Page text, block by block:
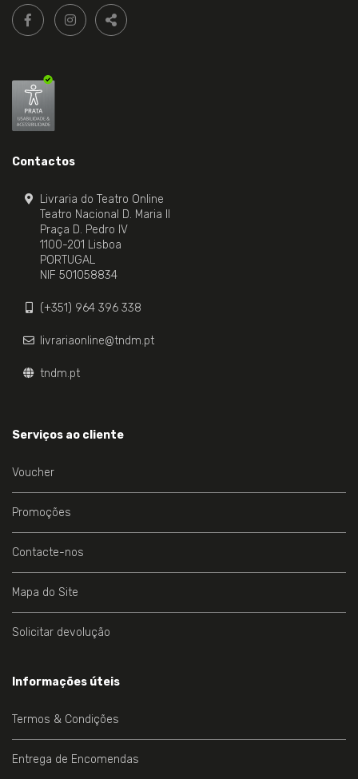
Siga-
nos:
FACEBOOK LIVRARIA DO TEATRO ONLINE.
INSTAGRAM LIVRARIA DO TEATRO ONLINE.
PARTILHAR
Contactos
Livraria do Teatro Online
Teatro Nacional D. Maria II
Praça D. Pedro IV
1100-201 Lisboa
PORTUGAL
NIF 501058834
(+351) 964 396 338
livrariaonline@tndm.pt
tndm.pt
Serviços ao cliente
Voucher
Promoções
Contacte-nos
Mapa do Site
Solicitar devolução
Informações úteis
Termos & Condições
Entrega de Encomendas